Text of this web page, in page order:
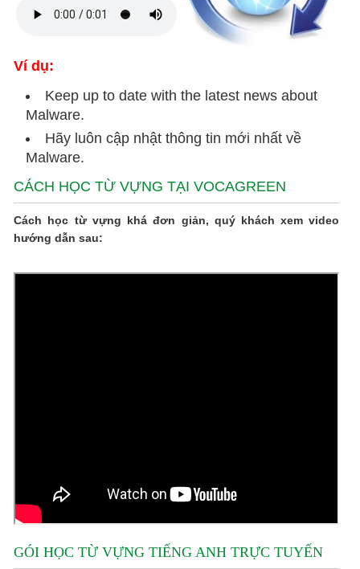
Ví dụ:
Keep up to date with the latest news about
Malware.
Hãy luôn cập nhật thông tin mới nhất về
Malware.
CÁCH HỌC TỪ VỰNG TẠI VOCAGREEN
Cách học từ vựng khá đơn giản, quý khách xem video
hướng dẫn sau:
GÓI HỌC TỪ VỰNG TIẾNG ANH TRỰC TUYẾN